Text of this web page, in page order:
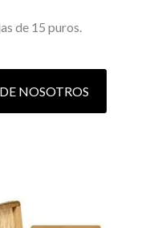
de 15 puros.
NOSOTROS